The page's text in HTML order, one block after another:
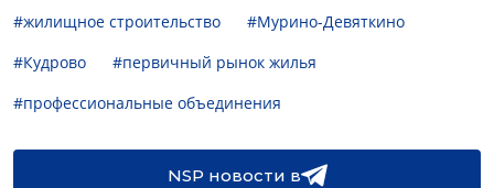
#жилищное строительство
#Мурино-Девяткино
#Кудрово
#первичный рынок жилья
#профессиональные объединения
NSP новости в